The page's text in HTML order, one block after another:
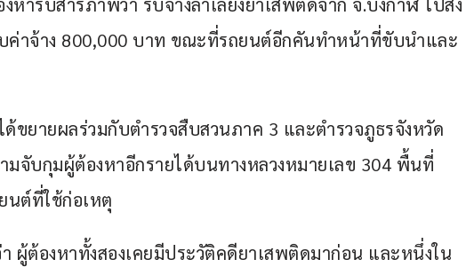
ค่าจ้าง 800,000 บาท ขณะที่รถยนต์อีกคันทำหน้าที่ขับนำและ
ขยายผลร่วมกับตำรวจสืบสวนภาค 3 และตำรวจภูธรจังหวัด
มจับกุมผู้ต้องหาอีกรายได้บนทางหลวงหมายเลข 304 พื้นที่
นต์ที่ใช้ก่อเหตุ
ผู้ต้องหาทั้งสองเคยมีประวัติคดียาเสพติดมาก่อน และหนึ่งใน